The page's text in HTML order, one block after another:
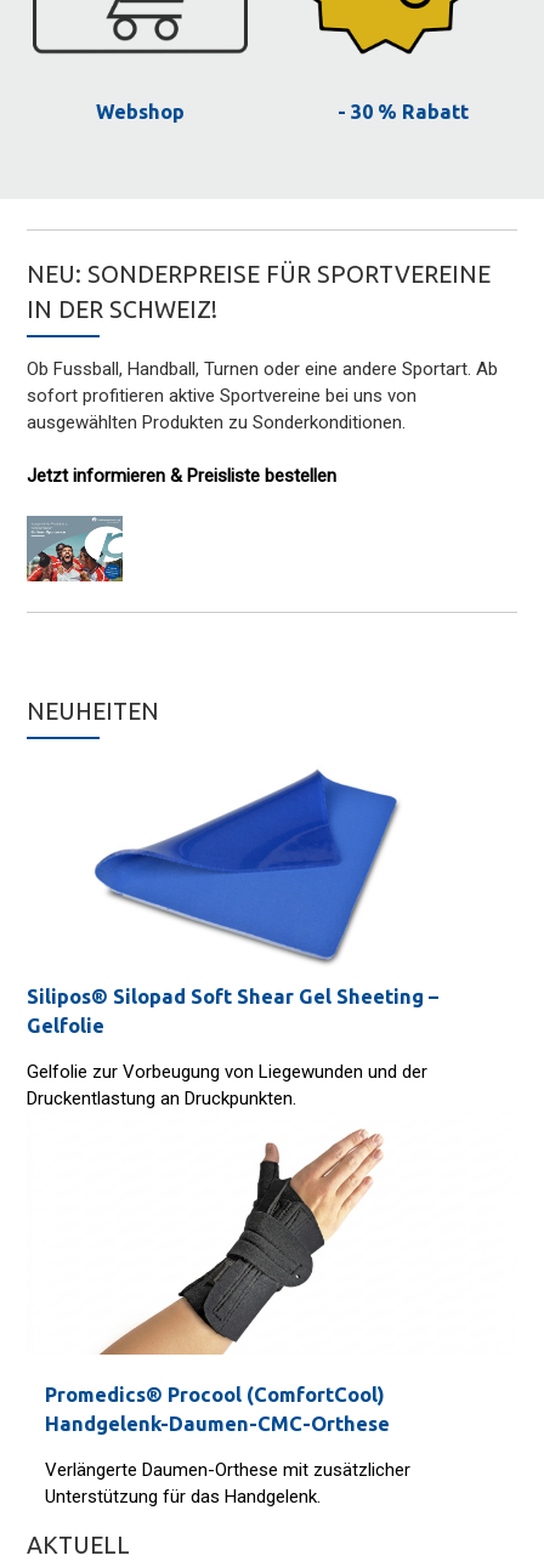
Webshop - 30 % Rabatt
NEU: SONDERPREISE FÜR SPORTVEREINE
IN DER SCHWEIZ!
Ob Fussball, Handball, Turnen oder eine andere Sportart. Ab
sofort profitieren aktive Sportvereine bei uns von
ausgewählten Produkten zu Sonderkonditionen.
Jetzt informieren & Preisliste bestellen
NEUHEITEN
Silipos® Silopad Soft Shear Gel Sheeting –
Gelfolie
Gelfolie zur Vorbeugung von Liegewunden und der
Druckentlastung an Druckpunkten.
Promedics® Procool (ComfortCool)
Handgelenk-Daumen-CMC-Orthese
Verlängerte Daumen-Orthese mit zusätzlicher
Unterstützung für das Handgelenk.
AKTUELL